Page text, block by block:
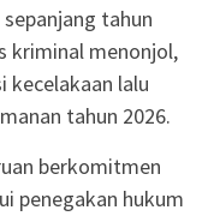
tahun
kriminal menonjol,
kecelakaan lalu
tahun 2026.
berkomitmen
penegakan hukum